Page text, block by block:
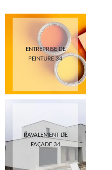
ENTREPRISE DE
PEINTURE 34
RAVALEMENT DE
FAÇADE 34